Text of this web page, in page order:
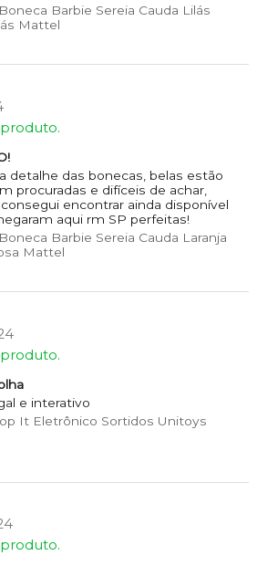
Barbie Sereia Cauda Lilás
Mattel
detalhe das bonecas, belas estão
procuradas e difíceis de achar,
encontrar ainda disponível
aqui rm SP perfeitas!
Barbie Sereia Cauda Laranja
Mattel
e interativo
It Eletrônico Sortidos Unitoys